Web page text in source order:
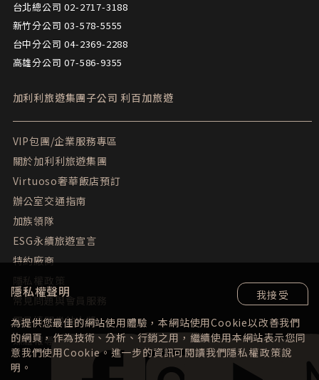
隱私權聲明
為提供您最佳的網站使用體驗，本網站使用Cookie以改善我們
的網頁，作為技術、分析、行銷之用，繼續使用本網站表示您同
意我們使用Cookie。進一步的資訊可閱讀我們隱私權政策說
明。
我接受
台北總公司 02-2717-3188
新竹分公司 03-578-5555
台中分公司 04-2369-2288
高雄分公司 07-586-9355
加利利旅遊集團子公司 利百加旅遊
VIP包團/企業服務專區
關於加利利旅遊集團
Virtuoso奢華飯店預訂
辦公室交通指南
加族領隊
ESG永續旅遊宣言
特約廠商
隱私權政策
常見問題與會員服務
團員填問卷抽大獎
媒體報導